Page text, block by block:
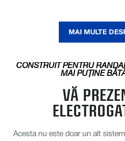
MAI MULTE
CONSTRUIT PENTRU
MAI PUȚINE
VĂ
Acesta nu este doar un alt